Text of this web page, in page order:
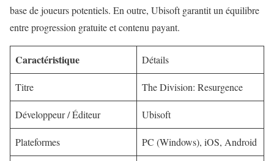
base de joueurs potentiels. En outre, Ubisoft garantit un équilibre
entre progression gratuite et contenu payant.
Caractéristique Détails
Titre The Division: Resurgence
Développeur / Éditeur Ubisoft
Plateformes PC (Windows), iOS, Android